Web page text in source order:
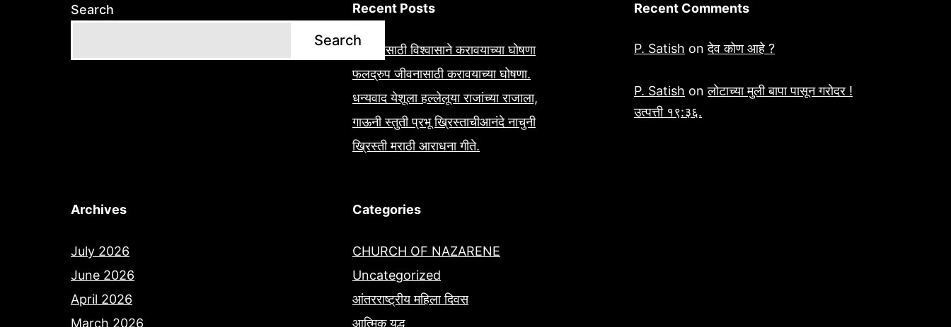
Search
Search
Recent Posts
आरोग्यासाठी विश्वासाने करावयाच्या घोषणा
फलद्रुप जीवनासाठी करावयाच्या घोषणा.
धन्यवाद येशूला हल्लेलूया राजांच्या राजाला,
गाऊनी स्तुती प्रभू ख्रिस्ताचीआनंदे नाचुनी
ख्रिस्ती मराठी आराधना गीते.
Recent Comments
P. Satish onदेव कोण आहे ?
P. Satish onलोटाच्या मुली बापा पासून गरोदर !
उत्पत्ती १९:३६.
Archives
July 2026
June 2026
April 2026
March 2026
Categories
CHURCH OF NAZARENE
Uncategorized
आंतरराष्ट्रीय महिला दिवस
आत्मिक युद्ध